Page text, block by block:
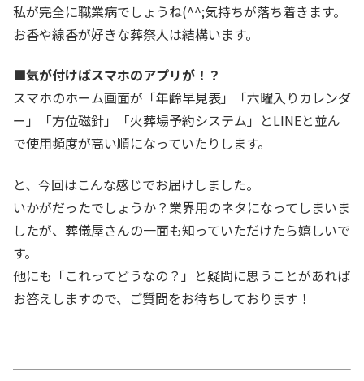
私が完全に職業病でしょうね(^^;気持ちが落ち着きます。
お香や線香が好きな葬祭人は結構います。
■気が付けばスマホのアプリが！？
スマホのホーム画面が「年齢早見表」「六曜入りカレンダ
ー」「方位磁針」「火葬場予約システム」とLINEと並ん
で使用頻度が高い順になっていたりします。
と、今回はこんな感じでお届けしました。
いかがだったでしょうか？業界用のネタになってしまいま
したが、葬儀屋さんの一面も知っていただけたら嬉しいで
す。
他にも「これってどうなの？」と疑問に思うことがあれば
お答えしますので、ご質問をお待ちしております！